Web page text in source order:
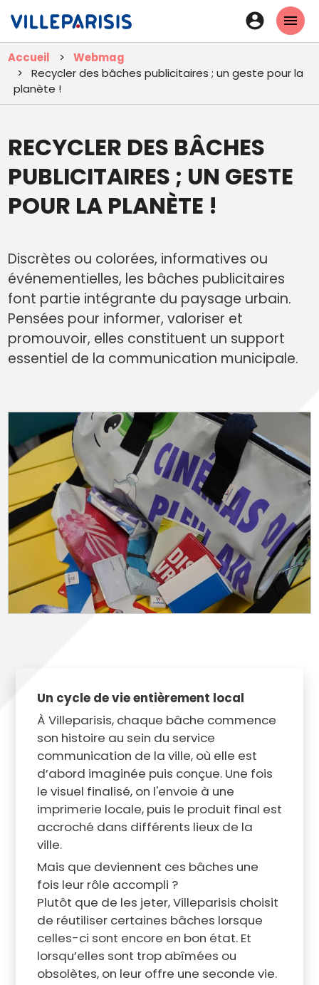
contenu
En-
tête
-
Accueil
Webmag
Recycler des bâches publicitaires ; un geste pour la
planète !
RECYCLER DES BÂCHES
PUBLICITAIRES ; UN GESTE
POUR LA PLANÈTE !
Discrètes ou colorées, informatives ou
événementielles, les bâches publicitaires
font partie intégrante du paysage urbain.
Pensées pour informer, valoriser et
promouvoir, elles constituent un support
essentiel de la communication municipale.
Un cycle de vie entièrement local
À Villeparisis, chaque bâche commence
son histoire au sein du service
communication de la ville, où elle est
d’abord imaginée puis conçue. Une fois
le visuel finalisé, on l'envoie à une
imprimerie locale, puis le produit final est
accroché dans différents lieux de la
ville.
Mais que deviennent ces bâches une
fois leur rôle accompli ?
Plutôt que de les jeter, Villeparisis choisit
de réutiliser certaines bâches lorsque
celles-ci sont encore en bon état. Et
lorsqu’elles sont trop abîmées ou
obsolètes, on leur offre une seconde vie.